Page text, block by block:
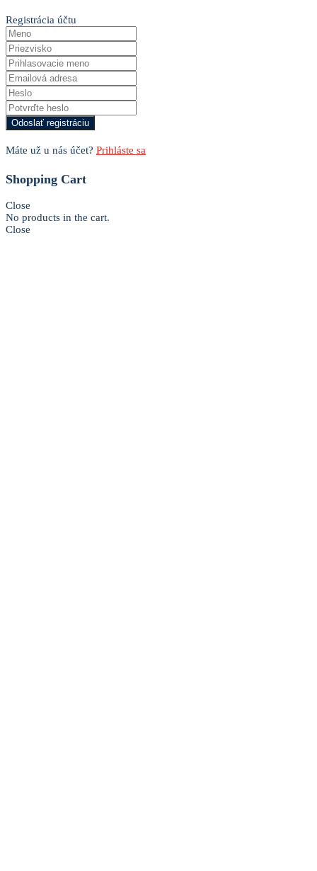
Registrácia účtu
Máte už u nás účet? Prihláste sa
Shopping Cart
Close
No products in the cart.
Close